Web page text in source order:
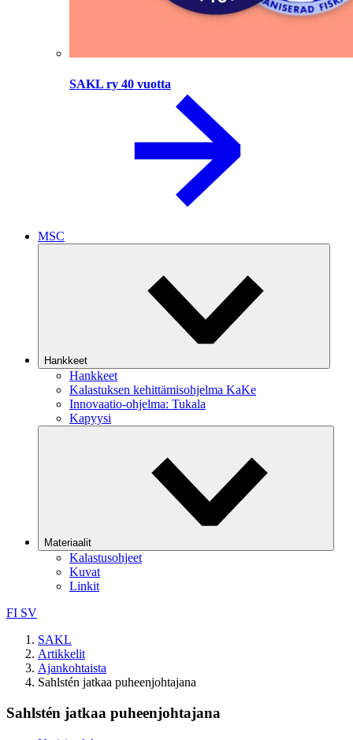
SAKL ry 40 vuotta
MSC
Hankkeet
Hankkeet
Kalastuksen kehittämisohjelma KaKe
Innovaatio-ohjelma: Tukala
Kapyysi
Materiaalit
Kalastusohjeet
Kuvat
Linkit
FI SV
SAKL
Artikkelit
Ajankohtaista
Sahlstén jatkaa puheenjohtajana
Sahlstén jatkaa puheenjohtajana